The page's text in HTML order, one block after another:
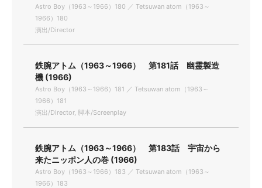
Astro Boy（1963～1966）180 ／ Tetsuwan atom（1963～
1966）180
演出/Director
鉄腕アトム（1963～1966） 第181話 幽霊製造
機 (1966)
Astro Boy（1963～1966）181 ／ Tetsuwan atom（1963～
1966）181
演出/Director, 脚本/Screenplay
鉄腕アトム（1963～1966） 第183話 宇宙から
来たニッポン人の巻 (1966)
Astro Boy（1963～1966）183 ／ Tetsuwan atom（1963～
1966）183